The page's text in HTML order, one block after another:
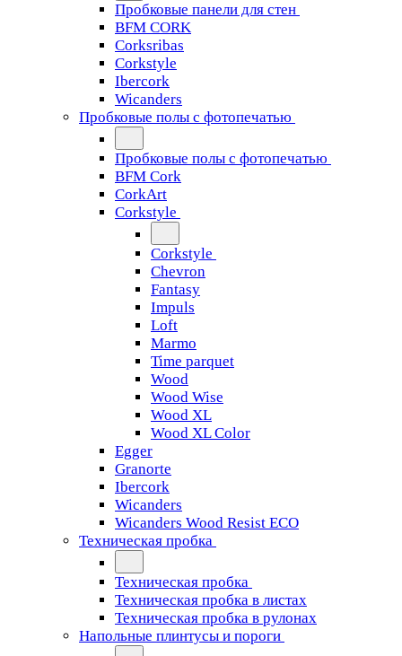
Пробковые панели для стен
BFM CORK
Corksribas
Corkstyle
Ibercork
Wicanders
Пробковые полы с фотопечатью
Пробковые полы с фотопечатью
BFM Cork
CorkArt
Corkstyle
Corkstyle
Chevron
Fantasy
Impuls
Loft
Marmo
Time parquet
Wood
Wood Wise
Wood XL
Wood XL Color
Egger
Granorte
Ibercork
Wicanders
Wicanders Wood Resist ECO
Техническая пробка
Техническая пробка
Техническая пробка в листах
Техническая пробка в рулонах
Напольные плинтусы и пороги